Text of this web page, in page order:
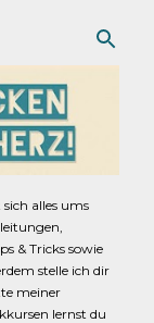
alles ums
& Tricks sowie
stelle ich dir
meiner
lernst du